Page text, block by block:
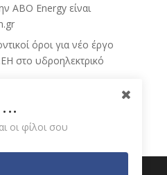
ABO Energy είναι
όροι για νέο έργο
στο υδροηλεκτρικό
για το mega data center
τραπεζών, το
στην αγορά, τα τρία
δυναμική διεθνής
οι φίλοι σου